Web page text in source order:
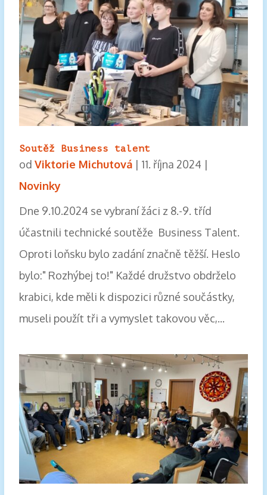
Soutěž Business talent
od Viktorie Michutová| 11. října 2024 |
Novinky
Dne 9.10.2024 se vybraní žáci z 8.-9. tříd
účastnili technické soutěže Business Talent.
Oproti loňsku bylo zadání značně těžší. Heslo
bylo:" Rozhýbej to!" Každé družstvo obdrželo
krabici, kde měli k dispozici různé součástky,
museli použít tři a vymyslet takovou věc,...